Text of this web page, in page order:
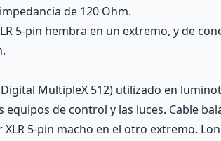
de 120 Ohm.
5-pin hembra en un extremo, y de
MultipleX 512) utilizado en
de control y las luces. Cable
5-pin macho en el otro extremo.